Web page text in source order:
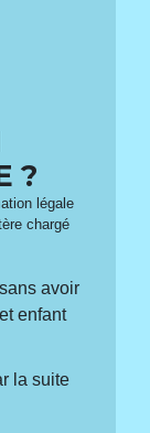
?
légale
chargé
avoir
enfant
la suite